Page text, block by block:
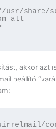
usr/share/
all
akkor azt
beállító